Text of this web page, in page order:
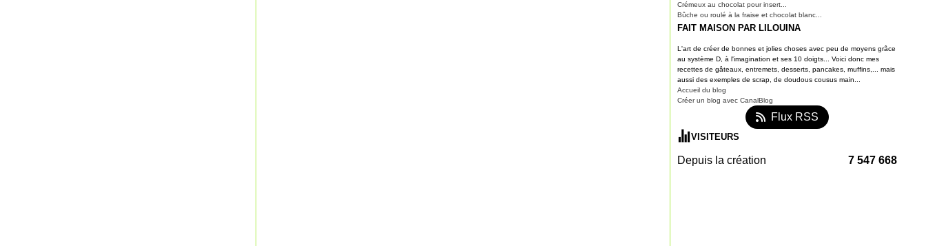
Crémeux au chocolat pour insert...
Bûche ou roulé à la fraise et chocolat blanc...
FAIT MAISON PAR LILOUINA
L'art de créer de bonnes et jolies choses avec peu de moyens grâce
au système D, à l'imagination et ses 10 doigts... Voici donc mes
recettes de gâteaux, entremets, desserts, pancakes, muffins,... mais
aussi des exemples de scrap, de doudous cousus main...
Accueil du blog
Créer un blog avec CanalBlog
Flux RSS
VISITEURS
Depuis la création 7 547 668